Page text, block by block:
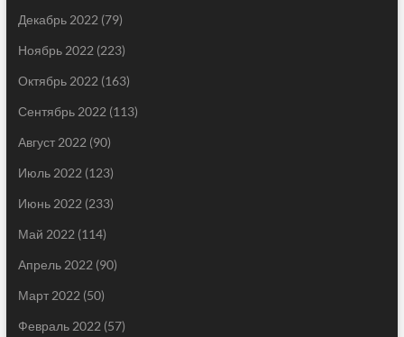
Декабрь 2022 (79)
Ноябрь 2022 (223)
Октябрь 2022 (163)
Сентябрь 2022 (113)
Август 2022 (90)
Июль 2022 (123)
Июнь 2022 (233)
Май 2022 (114)
Апрель 2022 (90)
Март 2022 (50)
Февраль 2022 (57)